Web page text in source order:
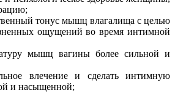
тонус мышц влагалища с целью
ощущений во время интимной
мышц вагины более сильной и
влечение и сделать интимную
и насыщенной;